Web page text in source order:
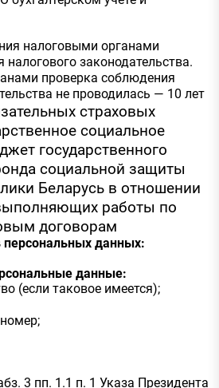
налоговыми органами
законодательства.
проверка соблюдения
не проводилась — 10 лет
страховых
социальное
государственного
социальной защиты
Беларусь в отношении
работы по
договорам
персональных данных:
данные:
(если таковое имеется);
3 пп. 1.1 п. 1 Указа Президента